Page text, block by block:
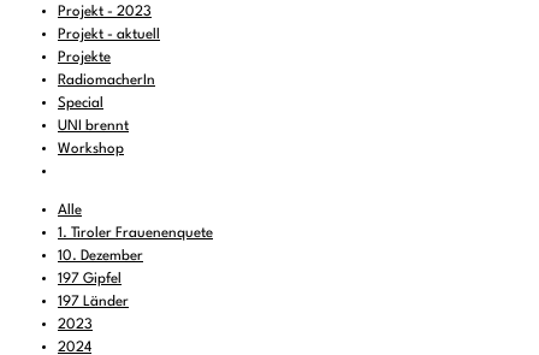
Projekt - 2023
Projekt - aktuell
Projekte
RadiomacherIn
Special
UNI brennt
Workshop
Alle
1. Tiroler Frauenenquete
10. Dezember
197 Gipfel
197 Länder
2023
2024